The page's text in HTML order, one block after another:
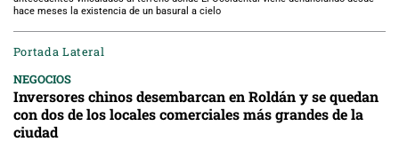
hace meses la existencia de un basural a cielo
Portada Lateral
NEGOCIOS
Inversores chinos desembarcan en Roldán y se quedan
con dos de los locales comerciales más grandes de la
ciudad